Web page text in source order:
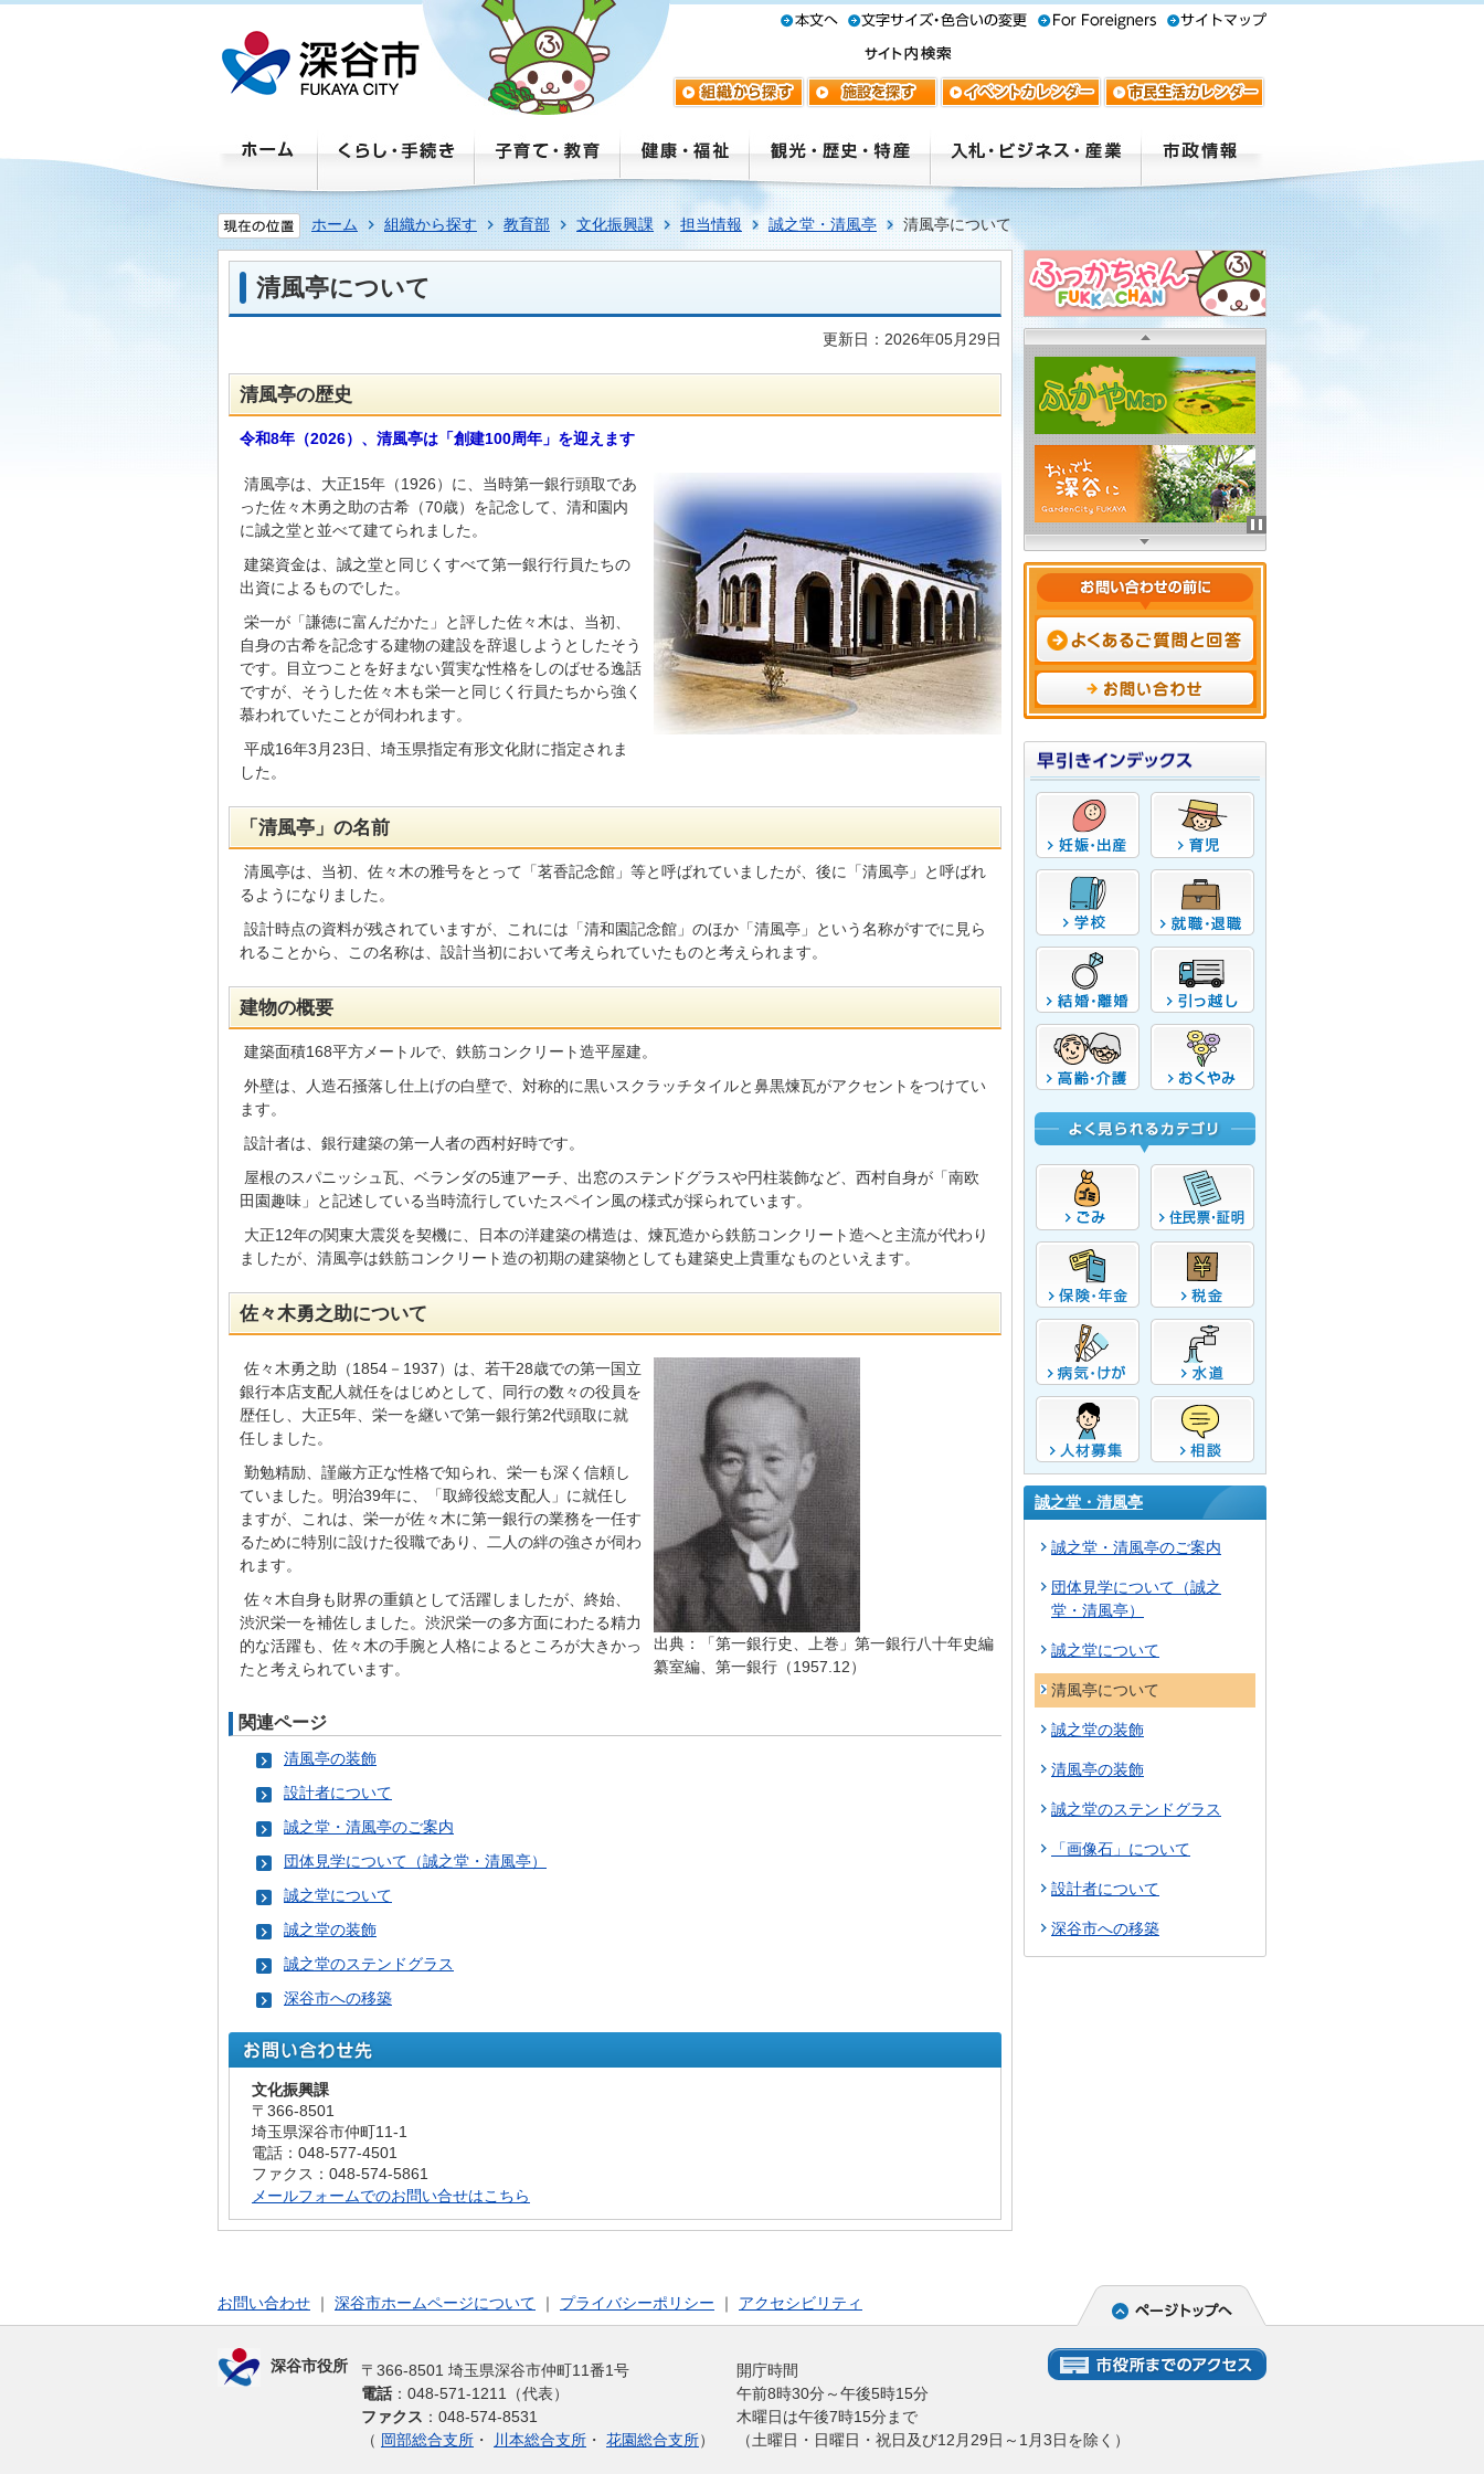
ホーム 組織から探す 教育部 文化振興課 担当情報 誠之堂・清風亭 清風亭について
清風亭について
更新日：2026年05月29日
清風亭の歴史
令和8年（2026）、清風亭は「創建100周年」を迎えます
清風亭は、大正15年（1926）に、当時第一銀行頭取であ
った佐々木勇之助の古希（70歳）を記念して、清和園内
に誠之堂と並べて建てられました。
建築資金は、誠之堂と同じくすべて第一銀行行員たちの
出資によるものでした。
栄一が「謙徳に富んだかた」と評した佐々木は、当初、
自身の古希を記念する建物の建設を辞退しようとしたそう
です。目立つことを好まない質実な性格をしのばせる逸話
ですが、そうした佐々木も栄一と同じく行員たちから強く
慕われていたことが伺われます。
平成16年3月23日、埼玉県指定有形文化財に指定されま
した。
「清風亭」の名前
清風亭は、当初、佐々木の雅号をとって「茗香記念館」等と呼ばれていましたが、後に「清風亭」と呼ばれ
るようになりました。
設計時点の資料が残されていますが、これには「清和園記念館」のほか「清風亭」という名称がすでに見ら
れることから、この名称は、設計当初において考えられていたものと考えられます。
建物の概要
建築面積168平方メートルで、鉄筋コンクリート造平屋建。
外壁は、人造石掻落し仕上げの白壁で、対称的に黒いスクラッチタイルと鼻黒煉瓦がアクセントをつけてい
ます。
設計者は、銀行建築の第一人者の西村好時です。
屋根のスパニッシュ瓦、ベランダの5連アーチ、出窓のステンドグラスや円柱装飾など、西村自身が「南欧
田園趣味」と記述している当時流行していたスペイン風の様式が採られています。
大正12年の関東大震災を契機に、日本の洋建築の構造は、煉瓦造から鉄筋コンクリート造へと主流が代わり
ましたが、清風亭は鉄筋コンクリート造の初期の建築物としても建築史上貴重なものといえます。
佐々木勇之助について
出典：「第一銀行史、上巻」第一銀行八十年史編
纂室編、第一銀行（1957.12）
佐々木勇之助（1854－1937）は、若干28歳での第一国立
銀行本店支配人就任をはじめとして、同行の数々の役員を
歴任し、大正5年、栄一を継いで第一銀行第2代頭取に就
任しました。
勤勉精励、謹厳方正な性格で知られ、栄一も深く信頼し
ていました。明治39年に、「取締役総支配人」に就任し
ますが、これは、栄一が佐々木に第一銀行の業務を一任す
るために特別に設けた役職であり、二人の絆の強さが伺わ
れます。
佐々木自身も財界の重鎮として活躍しましたが、終始、
渋沢栄一を補佐しました。渋沢栄一の多方面にわたる精力
的な活躍も、佐々木の手腕と人格によるところが大きかっ
たと考えられています。
関連ページ
清風亭の装飾
設計者について
誠之堂・清風亭のご案内
団体見学について（誠之堂・清風亭）
誠之堂について
誠之堂の装飾
誠之堂のステンドグラス
深谷市への移築
文化振興課
〒366-8501
埼玉県深谷市仲町11-1
電話：048-577-4501
ファクス：048-574-5861
メールフォームでのお問い合せはこちら
誠之堂・清風亭
誠之堂・清風亭のご案内
団体見学について（誠之
堂・清風亭）
誠之堂について
清風亭について
誠之堂の装飾
清風亭の装飾
誠之堂のステンドグラス
「画像石」について
設計者について
深谷市への移築
お問い合わせ ｜ 深谷市ホームページについて ｜ プライバシーポリシー ｜ アクセシビリティ
深谷市役所
〒366-8501 埼玉県深谷市仲町11番1号
電話：048-571-1211（代表）
ファクス ：048-574-8531
（ 岡部総合支所 ・ 川本総合支所 ・ 花園総合支所）
開庁時間
午前8時30分～午後5時15分
木曜日は午後7時15分まで
（土曜日・日曜日・祝日及び12月29日～1月3日を除く）